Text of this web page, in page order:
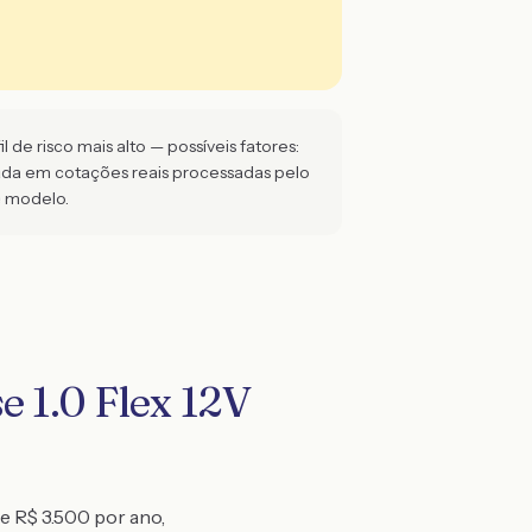
de risco mais alto — possíveis fatores:
em cotações reais processadas pelo
modelo.
1.0 Flex 12V
R$ 3.500 por ano,